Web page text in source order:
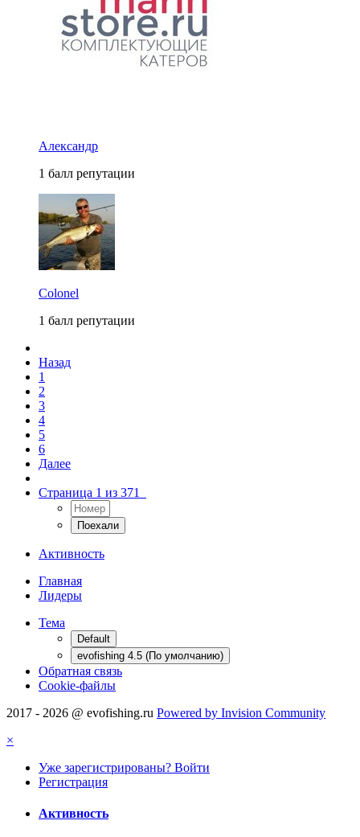
Александр
1 балл репутации
Colonel
1 балл репутации
Назад
1
2
3
4
5
6
Далее
Страница 1 из 371
Активность
Главная
Лидеры
Тема
Default
evofishing 4.5 (По умолчанию)
Обратная связь
Cookie-файлы
2017 - 2026 @ evofishing.ru Powered by Invision Community
×
Уже зарегистрированы? Войти
Регистрация
Активность